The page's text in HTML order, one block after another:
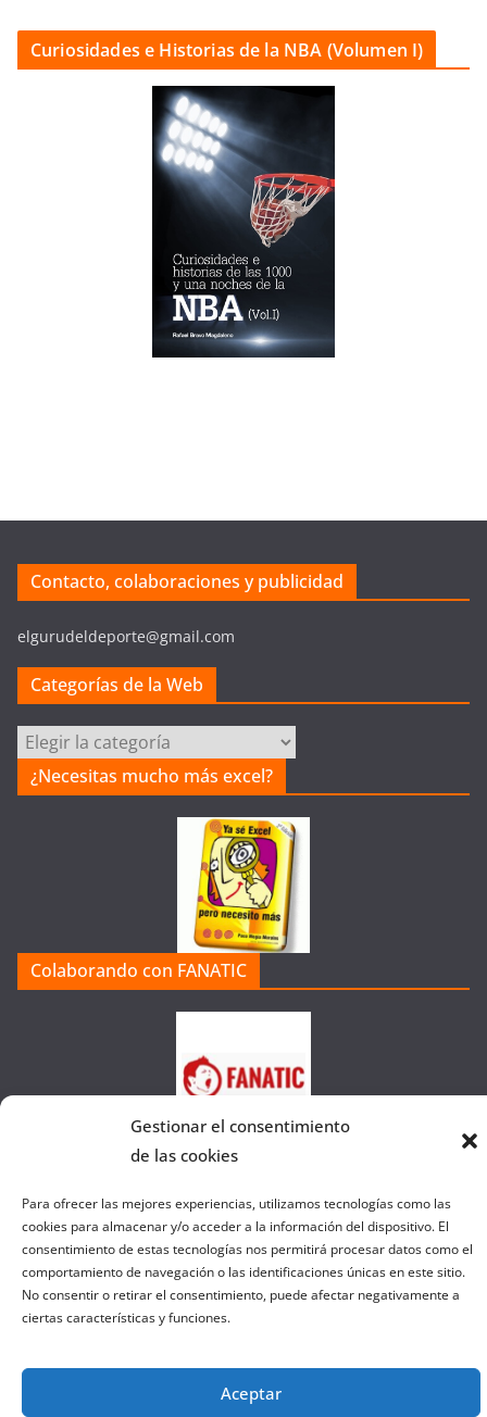
Curiosidades e Historias de la NBA (Volumen I)
Contacto, colaboraciones y publicidad
elgurudeldeporte@gmail.com
Categorías de la Web
a
t
a
a
¿Necesitas mucho más excel?
Colaborando con FANATIC
Copyright © 2026el gurú del basket. Todos los derechos
reservados.
Tema:ColorMag por ThemeGrill. Funciona conWordPress .
Gestionar el consentimiento
de las cookies
Para ofrecer las mejores experiencias, utilizamos tecnologías como las
cookies para almacenar y/o acceder a la información del dispositivo. El
consentimiento de estas tecnologías nos permitirá procesar datos como el
comportamiento de navegación o las identificaciones únicas en este sitio.
No consentir o retirar el consentimiento, puede afectar negativamente a
ciertas características y funciones.
Aceptar